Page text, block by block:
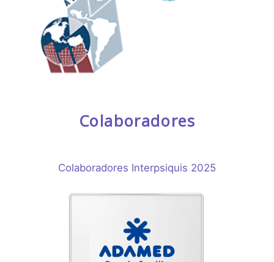
Colaboradores
Colaboradores Interpsiquis 2025